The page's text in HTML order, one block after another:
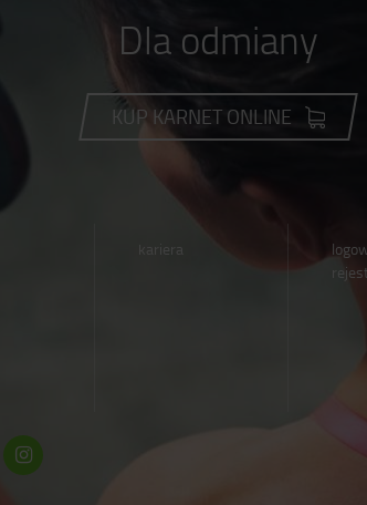
Dla odmiany
KUP KARNET ONLINE
kariera